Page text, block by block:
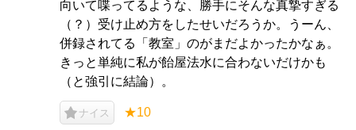
向いて喋ってるような、勝手にそんな真摯すぎる
（？）受け止め方をしたせいだろうか。うーん、
併録されてる「教室」のがまだよかったかなぁ。
きっと単純に私が飴屋法水に合わないだけかも
（と強引に結論）。
ナイス ★10